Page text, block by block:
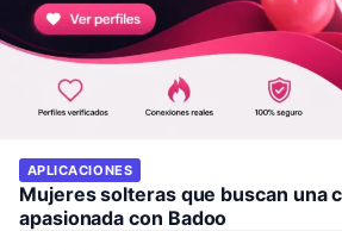
APLICACIONES
Mujeres solteras que buscan una
apasionada con Badoo